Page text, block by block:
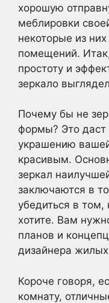
хорошую
меблировки
некоторые из
помещений.
простоту и
зеркало
Почему бы не
формы? Это даст
украшению
красивым.
зеркал
заключаются в
убедиться в том,
хотите. Вам
планов и
дизайнера
Короче говоря,
комнату,